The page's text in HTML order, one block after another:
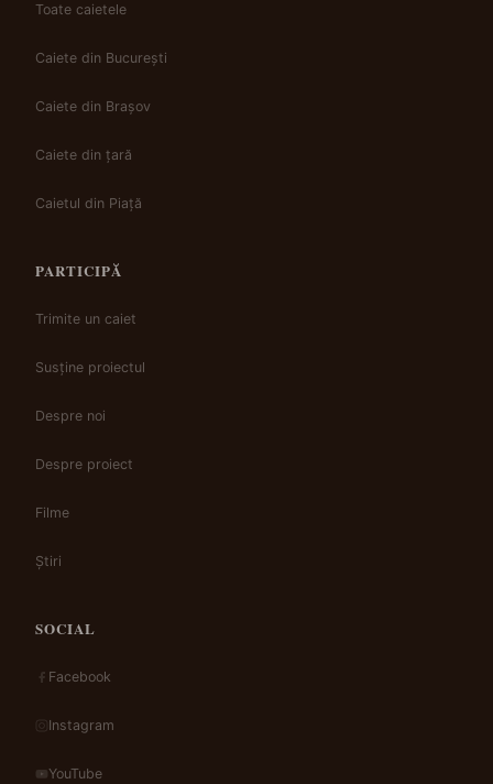
Toate caietele
Caiete din București
Caiete din Brașov
Caiete din țară
Caietul din Piață
PARTICIPĂ
Trimite un caiet
Susține proiectul
Despre noi
Despre proiect
Filme
Știri
SOCIAL
Facebook
Instagram
YouTube